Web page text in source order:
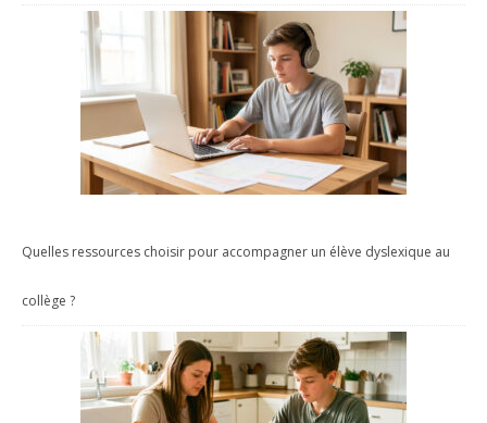
Quelles ressources choisir pour accompagner un élève dyslexique au
collège ?